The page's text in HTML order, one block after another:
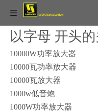
以字母 开头
10000W功率放大器
10000瓦功率放大器
10000瓦放大器
1000w低音炮
1000W功率放大器